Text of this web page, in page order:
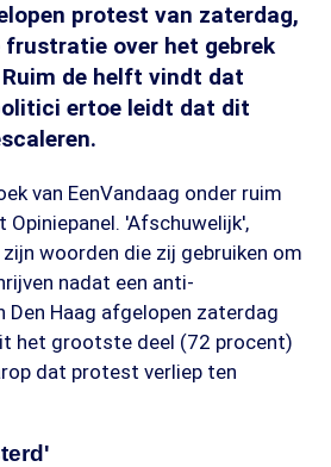
protest van zaterdag,
frustratie over het gebrek
de helft vindt dat
ertoe leidt dat dit
van EenVandaag onder ruim
Opiniepanel. 'Afschuwelijk',
woorden die zij gebruiken om
nadat een anti-
Haag afgelopen zaterdag
het grootste deel (72 procent)
dat protest verliep ten